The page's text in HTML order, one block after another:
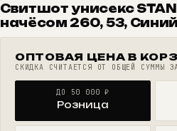
Свитшот унисекс
начёсом 260, 53, Синий
ОПТОВАЯ ЦЕНА В
СКИДКА СЧИТАЕТСЯ ОТ ОБЩЕЙ СУММЫ
ДО 50 000 ₽
Розница